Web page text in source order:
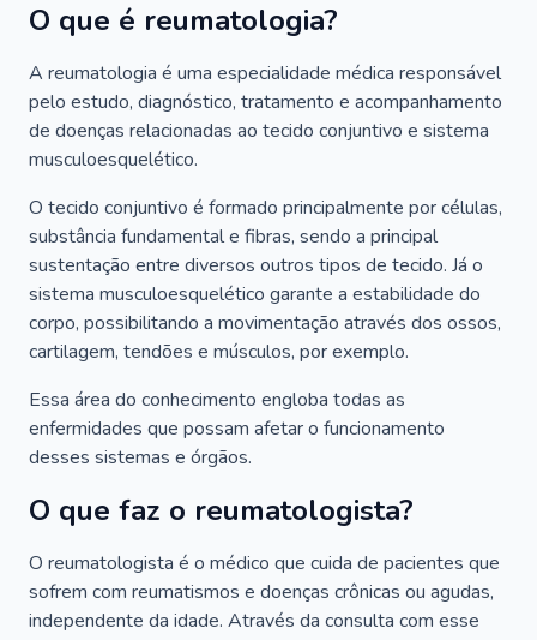
O que é reumatologia?
A reumatologia é uma especialidade médica responsável
pelo estudo, diagnóstico, tratamento e acompanhamento
de doenças relacionadas ao tecido conjuntivo e sistema
musculoesquelético.
O tecido conjuntivo é formado principalmente por células,
substância fundamental e fibras, sendo a principal
sustentação entre diversos outros tipos de tecido. Já o
sistema musculoesquelético garante a estabilidade do
corpo, possibilitando a movimentação através dos ossos,
cartilagem, tendões e músculos, por exemplo.
Essa área do conhecimento engloba todas as
enfermidades que possam afetar o funcionamento
desses sistemas e órgãos.
O que faz o reumatologista?
O reumatologista é o médico que cuida de pacientes que
sofrem com reumatismos e doenças crônicas ou agudas,
independente da idade. Através da consulta com esse